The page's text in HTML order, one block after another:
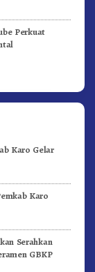
Perkuat
Karo Gelar
Karo
Serahkan
GBKP